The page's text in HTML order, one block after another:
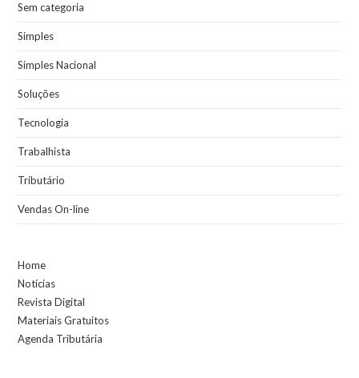
Sem categoria
Simples
Simples Nacional
Soluções
Tecnologia
Trabalhista
Tributário
Vendas On-line
Home
Notícias
Revista Digital
Materiais Gratuitos
Agenda Tributária